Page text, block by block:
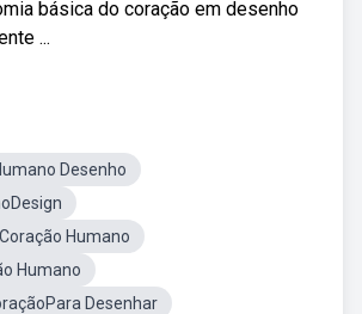
básica do coração em desenho
...
Desenho
Humano
Humano
Desenhar